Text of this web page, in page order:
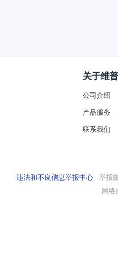
关于维普
公司介绍
产品服务
联系我们
违法和不良信息举报中心举报
网